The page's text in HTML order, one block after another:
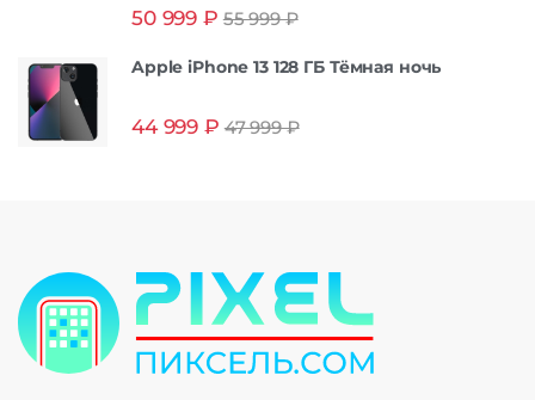
из 5
50 999 ₽ 55 999₽
Apple iPhone 13 128 ГБ Тёмная ночь
44 999 ₽ 47 999₽